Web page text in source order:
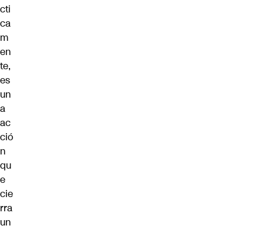
cti
ca
m
en
te,
es
un
a
ac
ció
n
qu
e
cie
rra
un